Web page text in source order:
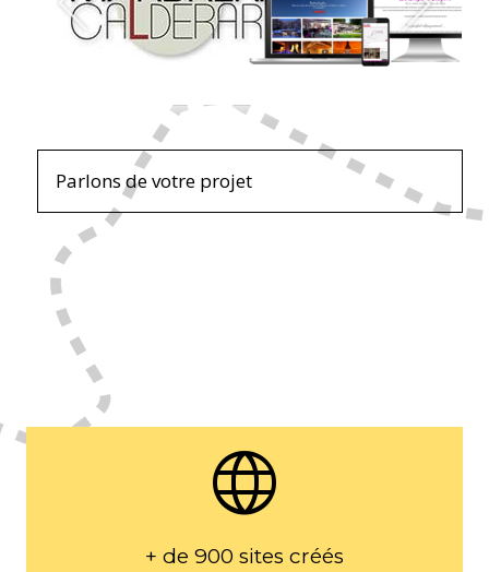
Parlons de votre projet
language
+ de 900 sites créés